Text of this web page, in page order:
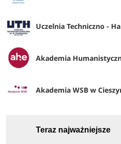
Uczelnia Techniczno - Handlowa im.
Akademia Humanistyczno -
Akademia WSB w
Teraz najważniejsze